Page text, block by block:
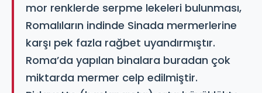
mor renklerde serpme lekeleri bulunması,
Romalıların indinde Sinada mermerlerine
karşı pek fazla rağbet uyandırmıştır.
Roma’da yapılan binalara buradan çok
miktarda mermer celp edilmiştir.